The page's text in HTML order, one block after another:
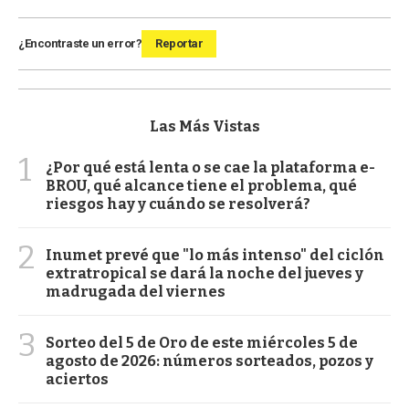
¿Encontraste un error? Reportar
Las Más Vistas
1
¿Por qué está lenta o se cae la plataforma e-
BROU, qué alcance tiene el problema, qué
riesgos hay y cuándo se resolverá?
2
Inumet prevé que "lo más intenso" del ciclón
extratropical se dará la noche del jueves y
madrugada del viernes
3
Sorteo del 5 de Oro de este miércoles 5 de
agosto de 2026: números sorteados, pozos y
aciertos